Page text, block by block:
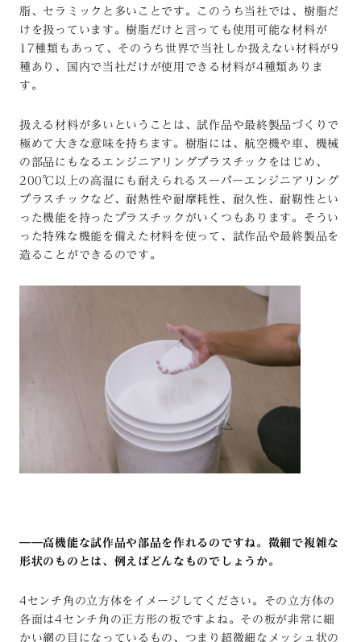
脂、セラミックと多いことです。このうち当社では、樹脂だ
けを扱っています。樹脂だけと言っても使用可能な材料が
17種類もあって、そのうち世界で当社しか扱えない材料が9
種あり、国内で当社だけが使用できる材料が4種類ありま
す。
扱える材料が多いということは、試作品や最終製品づくりで
極めて大きな意味を持ちます。樹脂には、航空機や車、機械
の部品にもなるエンジニアリングプラスチックをはじめ、
200℃以上の高温にも耐えられるスーパーエンジニアリング
プラスチックなど、耐熱性や耐摩耗性、耐久性、耐靭性とい
った機能を持ったプラスチックがいくつもあります。そうい
った特殊な機能を備えた材料を使って、試作品や最終製品を
造ることができるのです。
――高機能な試作品や部品を作れるのですね。微細で複雑な
形状のものとは、例えばどんなものでしょうか。
4センチ角の立方体をイメージしてください。その立方体の
各面は4センチ角の正方形の板ですよね。その板が非常に細
かい網の目になっているもの、つまり超微細なメッシュ状の